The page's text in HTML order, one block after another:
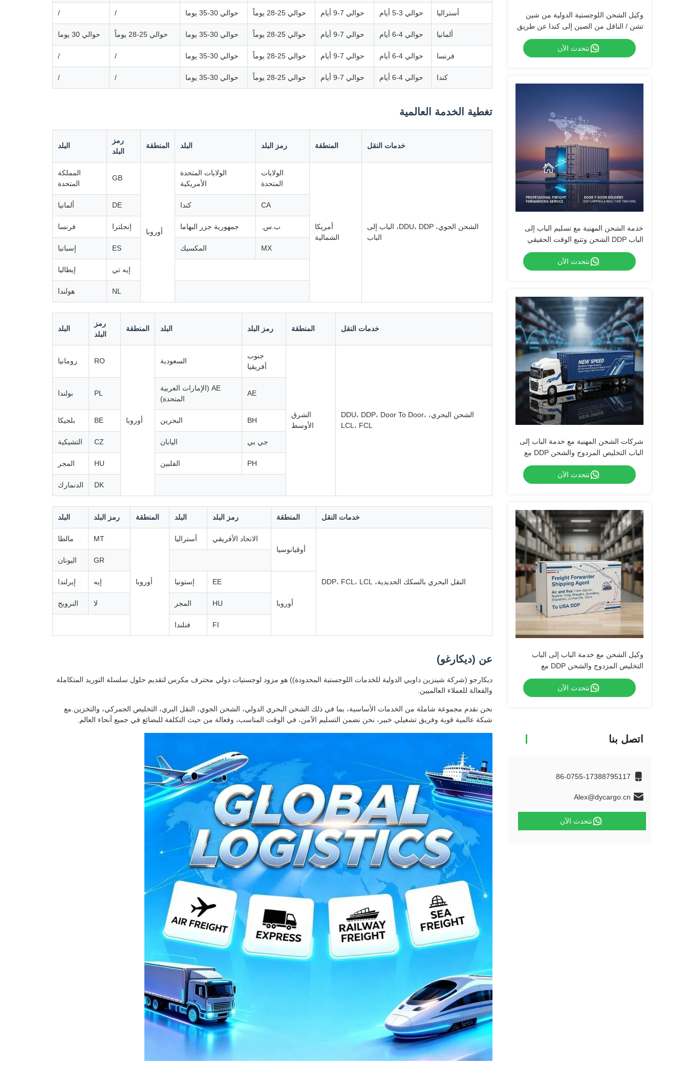
وكيل الشحن اللوجستية الدولية من شين
تشن / الناقل من الصين إلى كندا عن طريق
الطيران السريع UPS DHL Fedex
نتحدث الآن
خدمة الشحن المهنية مع تسليم الباب إلى
الباب DDP الشحن وتتبع الوقت الحقيقي
نتحدث الآن
شركات الشحن المهنية مع خدمة الباب إلى
الباب التخليص المزدوج والشحن DDP مع
الضرائب
نتحدث الآن
وكيل الشحن مع خدمة الباب إلى الباب
التخليص المزدوج والشحن DDP مع
الضرائب
نتحدث الآن
اتصل بنا
86-0755-17388795117
Alex@dycargo.cn
نتحدث الآن
أستراليا حوالي 3-5 أيام حوالي 7-9 أيام حوالي 25-28 يوماً حوالي 30-35 يوما /
/
ألمانيا حوالي 4-6 أيام حوالي 7-9 أيام حوالي 25-28 يوماً حوالي 30-35 يوما حوالي 25-28 يوماً حوالي 30 يوما
فرنسا حوالي 4-6 أيام حوالي 7-9 أيام حوالي 25-28 يوماً حوالي 30-35 يوما /
/
كندا حوالي 4-6 أيام حوالي 7-9 أيام حوالي 25-28 يوماً حوالي 30-35 يوما /
/
تغطية الخدمة العالمية
خدمات النقل المنطقة رمز البلد البلد المنطقة
رمز
البلد
البلد
الشحن الجوي، DDU، DDP، الباب إلى
الباب
أمريكا
الشمالية
الولايات
المتحدة
الولايات المتحدة
الأمريكية
أوروبا
GB
المملكة
المتحدة
CA كندا DE ألمانيا
ب.س. جمهورية جزر البهاما إنجلترا فرنسا
MX المكسيك ES إسبانيا
إيه تي إيطاليا
NL هولندا
خدمات النقل المنطقة رمز البلد البلد المنطقة
رمز
البلد
البلد
الشحن البحري، DDU، DDP، Door To Door،
LCL، FCL
الشرق
الأوسط
جنوب
أفريقيا
السعودية
أوروبا
RO رومانيا
AE
AE (الإمارات العربية
المتحدة)
PL بولندا
BH البحرين BE بلجيكا
جي بي اليابان CZ التشيكية
PH الفلبين HU المجر
DK الدنمارك
خدمات النقل المنطقة رمز البلد البلد المنطقة رمز البلد البلد
النقل البحري بالسكك الحديدية، DDP، FCL، LCL
أوقيانوسيا
الاتحاد الأفريقي أستراليا
أوروبا
MT مالطا
GR اليونان
أوروبا
EE إستونيا إيه إيرلندا
HU المجر لا النرويج
FI فنلندا
عن (ديكارغو)
ديكارجو (شركة شينزين داويي الدولية للخدمات اللوجستية المحدودة)) هو مزود لوجستيات دولي محترف مكرس لتقديم حلول سلسلة التوريد المتكاملة
والفعالة للعملاء العالميين.
نحن نقدم مجموعة شاملة من الخدمات الأساسية، بما في ذلك الشحن البحري الدولي، الشحن الجوي، النقل البري، التخليص الجمركي، والتخزين.مع
شبكة عالمية قوية وفريق تشغيلي خبير، نحن نضمن التسليم الآمن، في الوقت المناسب، وفعالة من حيث التكلفة للبضائع في جميع أنحاء العالم.